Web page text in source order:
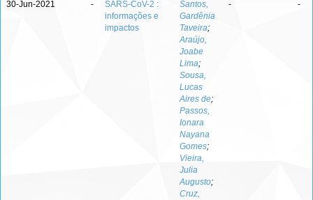
30-Jun-2021 -
SARS-CoV-2 :
informações e
impactos
Santos,
Gardênia
Taveira;
Araújo,
Joabe
Lima;
Sousa,
Lucas
Aires de;
Passos,
Ionara
Nayana
Gomes;
Vieira,
Julia
Augusto;
Cruz,
- -